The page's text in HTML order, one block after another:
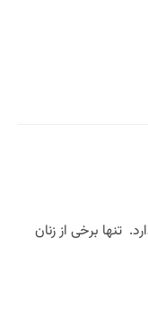
تنها برخی از زنان